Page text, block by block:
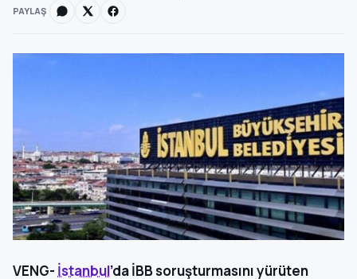
PAYLAŞ
VENG- İstanbul’da İBB soruşturmasını yürüten